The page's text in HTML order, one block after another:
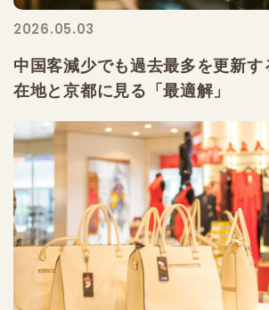
2026.05.03
中国客減少でも過去最多を更新
在地と京都に見る「最適解」